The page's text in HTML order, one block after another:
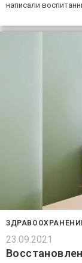
написали
23.09.2021